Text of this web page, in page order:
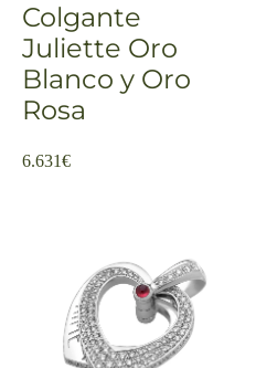
Colgante
Juliette Oro
Blanco y Oro
Rosa
6.631€